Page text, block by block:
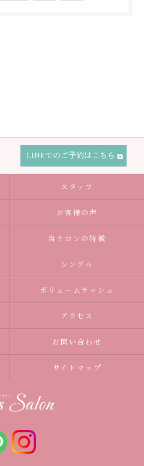
LINEでのご予約はこちら
スタッフ
お客様の声
当サロンの特徴
シングル
ボリュームラッシュ
アクセス
お問い合わせ
サイトマップ